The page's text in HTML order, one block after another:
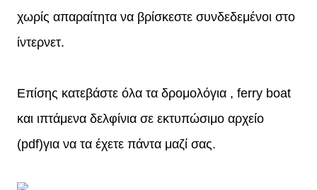
χωρίς απαραίτητα να βρίσκεστε συνδεδεμένοι στο
ίντερνετ.
Επίσης κατεβάστε όλα τα δρομολόγια , ferry boat
και ιπτάμενα δελφίνια σε εκτυπώσιμο αρχείο
(pdf)για να τα έχετε πάντα μαζί σας.